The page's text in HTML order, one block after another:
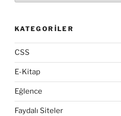
KATEGORILER
CSS
E-Kitap
Eğlence
Faydalı Siteler